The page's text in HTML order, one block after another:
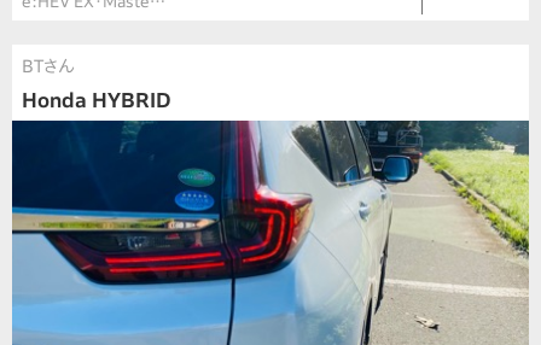
BTさん
Honda HYBRID